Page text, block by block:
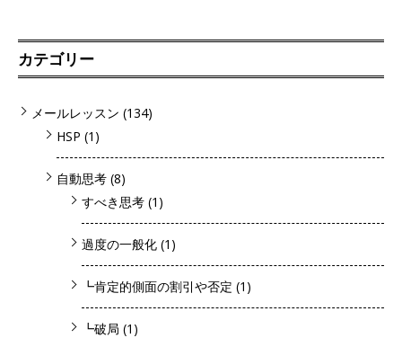
カテゴリー
メールレッスン (134)
HSP (1)
自動思考 (8)
すべき思考 (1)
過度の一般化 (1)
┗肯定的側面の割引や否定 (1)
┗破局 (1)